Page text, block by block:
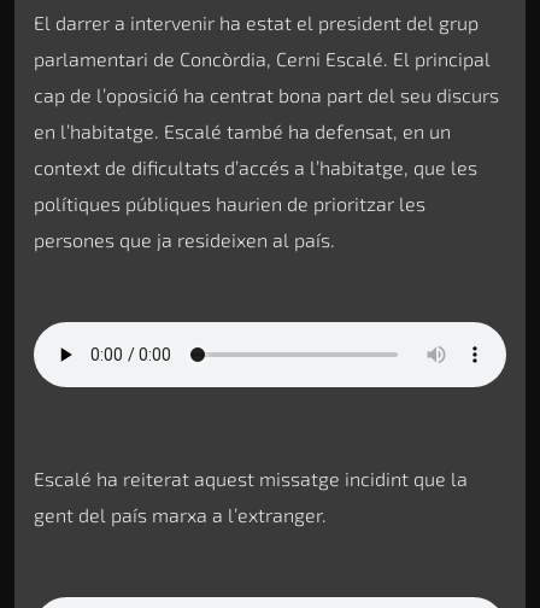
El darrer a intervenir ha estat el president del grup
parlamentari de Concòrdia, Cerni Escalé. El principal
cap de l’oposició ha centrat bona part del seu discurs
en l’habitatge. Escalé també ha defensat, en un
context de dificultats d’accés a l’habitatge, que les
polítiques públiques haurien de prioritzar les
persones que ja resideixen al país.
Escalé ha reiterat aquest missatge incidint que la
gent del país marxa a l’extranger.